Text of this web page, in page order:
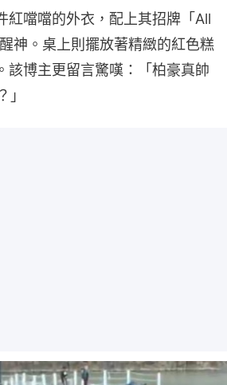
紅噹噹的外衣，配上其招牌「All
神。桌上則擺放著精緻的紅色糕
該博主更留言驚嘆：「柏豪真帥
」